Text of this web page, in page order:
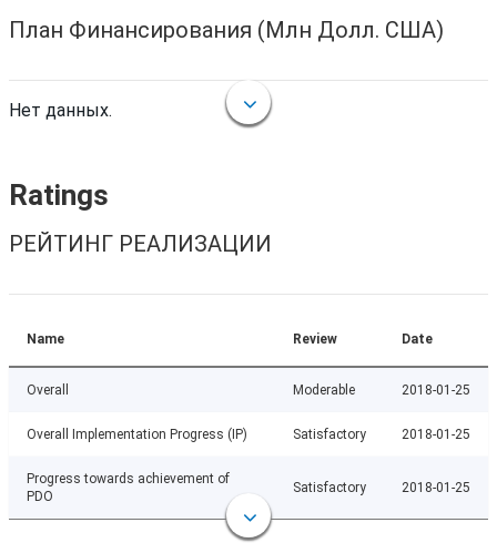
План Финансирования (Млн Долл. США)
Нет данных.
Ratings
РЕЙТИНГ РЕАЛИЗАЦИИ
Name Review Date
Overall Moderable 2018-01-25
Overall Implementation Progress (IP) Satisfactory 2018-01-25
Progress towards achievement of
PDO
Satisfactory 2018-01-25